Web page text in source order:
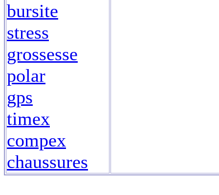
bursite
stress
grossesse
polar
gps
timex
compex
chaussures